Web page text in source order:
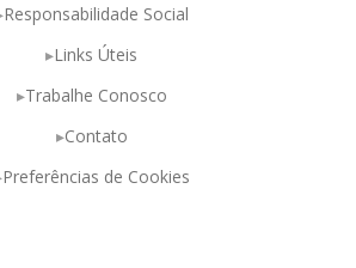
Responsabilidade Social
Links Úteis
Trabalhe Conosco
Contato
Preferências de Cookies